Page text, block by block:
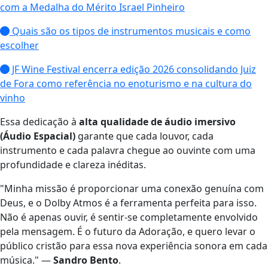
com a Medalha do Mérito Israel Pinheiro
Quais são os tipos de instrumentos musicais e como
escolher
JF Wine Festival encerra edição 2026 consolidando Juiz
de Fora como referência no enoturismo e na cultura do
vinho
Essa dedicação à alta qualidade de áudio imersivo
(Áudio Espacial) garante que cada louvor, cada
instrumento e cada palavra chegue ao ouvinte com uma
profundidade e clareza inéditas.
"Minha missão é proporcionar uma conexão genuína com
Deus, e o Dolby Atmos é a ferramenta perfeita para isso.
Não é apenas ouvir, é sentir-se completamente envolvido
pela mensagem. É o futuro da Adoração, e quero levar o
público cristão para essa nova experiência sonora em cada
música." —Sandro Bento.